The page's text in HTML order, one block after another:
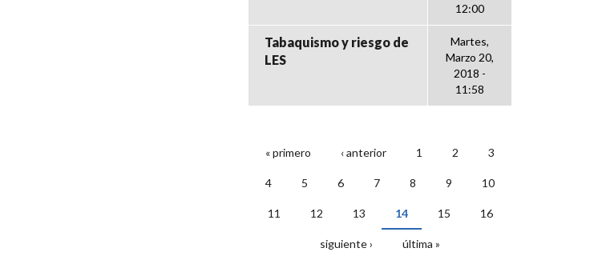
12:00
Tabaquismo y riesgo de
LES
Martes,
Marzo 20,
2018 -
11:58
PÁGINAS
« primero ‹ anterior 1 2 3
4 5 6 7 8 9 10
11 12 13 14 15 16
siguiente › última »